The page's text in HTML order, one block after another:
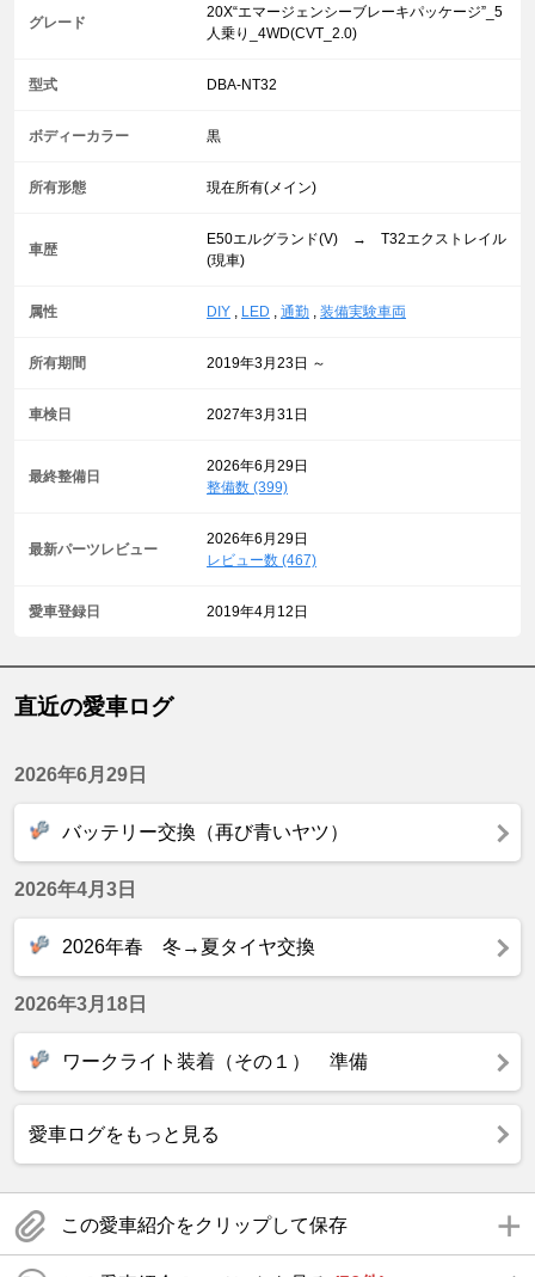
グレード
20X“エマージェンシーブレーキパッケージ”_5
人乗り_4WD(CVT_2.0)
型式 DBA-NT32
ボディーカラー 黒
所有形態 現在所有(メイン)
車歴
E50エルグランド(V) → T32エクストレイル
(現車)
属性 DIY , LED , 通勤 , 装備実験車両
所有期間 2019年3月23日 ～
車検日 2027年3月31日
最終整備日
2026年6月29日
整備数 (399)
最新パーツレビュー
2026年6月29日
レビュー数 (467)
愛車登録日 2019年4月12日
直近の愛車ログ
2026年6月29日
バッテリー交換（再び青いヤツ）
2026年4月3日
2026年春 冬→夏タイヤ交換
2026年3月18日
ワークライト装着（その１） 準備
愛車ログをもっと見る
この愛車紹介をクリップして保存